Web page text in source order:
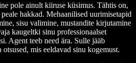
pole ainult kiiruse küsimus. Tähtis on,
hakkad. Mehaanilised uurimisetapid
sisu valimine, mustandite kirjutamine
kaugeltki sinu professionaalset
Agent teeb need ära. Sulle jääb
mis eeldavad sinu kogemust.